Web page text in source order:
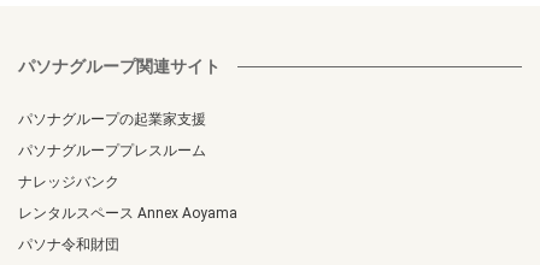
パソナグループ関連サイト
パソナグループの起業家支援
パソナグループプレスルーム
ナレッジバンク
レンタルスペース Annex Aoyama
パソナ令和財団